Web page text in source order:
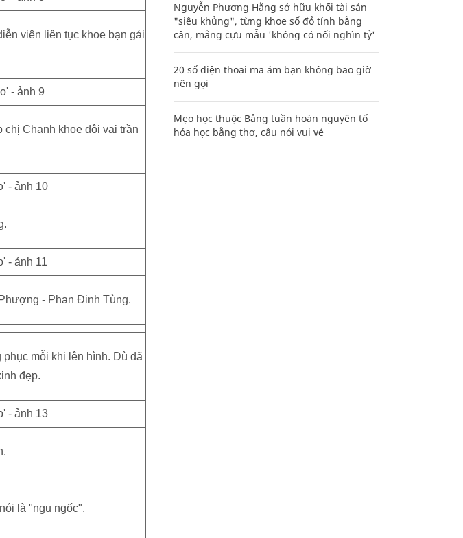
viên liên tục khoe bạn gái
Chanh khoe đôi vai trần
- Phan Đinh Tùng.
mỗi khi lên hình. Dù đã
đẹp.
là "ngu ngốc".
Nguyễn Phương Hằng sở hữu khối tài sản
"siêu khủng", từng khoe sổ đỏ tính bằng
cân, mắng cựu mẫu 'không có nổi nghìn tỷ'
20 số điện thoại ma ám bạn không bao giờ
nên gọi
Mẹo học thuộc Bảng tuần hoàn nguyên tố
hóa học bằng thơ, câu nói vui vẻ